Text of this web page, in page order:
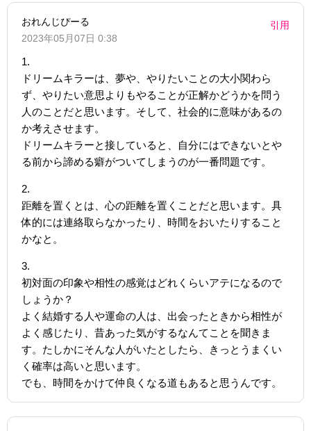
おれんじぴーる
2023年05月07日 0:38
引用
1.
ドリームキラーは、夢や、やりたいことの大小関わら
ず、やりたい意思よりもやることが正解かどうかを問う
人のことだと思います。そして、社会的に意味があるの
か考えさせます。
ドリームキラーと接していると、自分にはできないとや
る前から諦める癖がついてしまうのが一番問題です。
2.
距離を置くとは、心の距離を置くことだと思います。具
体的には連絡取らなかったり、時間をおいたりすること
かなと。
3.
初対面の印象や相性の感覚はどれくらいアテになるので
しょうか？
よく結婚する人や運命の人は、出会ったときから相性が
よく感じたり、昔あった気がするなんてことを聞きま
す。たしかにそんな人がいたとしたら、きっとうまくい
く確率は高いと思います。
でも、時間をかけて仲良くなる道もあると思うんです。